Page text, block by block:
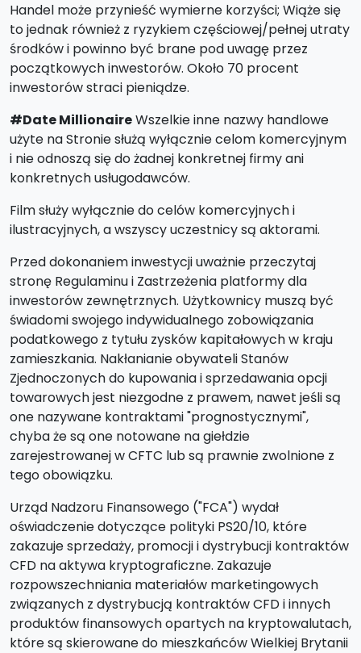
Handel może przynieść wymierne korzyści; Wiąże się
to jednak również z ryzykiem częściowej/pełnej utraty
środków i powinno być brane pod uwagę przez
początkowych inwestorów. Około 70 procent
inwestorów straci pieniądze.
#Date MillionaireWszelkie inne nazwy handlowe
użyte na Stronie służą wyłącznie celom komercyjnym
i nie odnoszą się do żadnej konkretnej firmy ani
konkretnych usługodawców.
Film służy wyłącznie do celów komercyjnych i
ilustracyjnych, a wszyscy uczestnicy są aktorami.
Przed dokonaniem inwestycji uważnie przeczytaj
stronę Regulaminu i Zastrzeżenia platformy dla
inwestorów zewnętrznych. Użytkownicy muszą być
świadomi swojego indywidualnego zobowiązania
podatkowego z tytułu zysków kapitałowych w kraju
zamieszkania. Nakłanianie obywateli Stanów
Zjednoczonych do kupowania i sprzedawania opcji
towarowych jest niezgodne z prawem, nawet jeśli są
one nazywane kontraktami "prognostycznymi",
chyba że są one notowane na giełdzie
zarejestrowanej w CFTC lub są prawnie zwolnione z
tego obowiązku.
Urząd Nadzoru Finansowego ("FCA") wydał
oświadczenie dotyczące polityki PS20/10, które
zakazuje sprzedaży, promocji i dystrybucji kontraktów
CFD na aktywa kryptograficzne. Zakazuje
rozpowszechniania materiałów marketingowych
związanych z dystrybucją kontraktów CFD i innych
produktów finansowych opartych na kryptowalutach,
które są skierowane do mieszkańców Wielkiej Brytanii